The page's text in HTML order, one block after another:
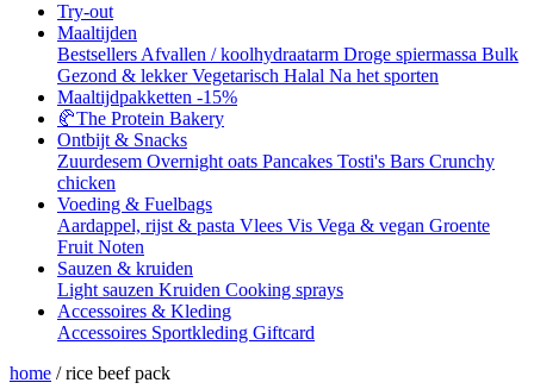
Try-out
Maaltijden
Bestsellers Afvallen / koolhydraatarm Droge spiermassa Bulk
Gezond & lekkerVegetarisch Halal Na het sporten
Maaltijdpakketten -15%
🥐The Protein Bakery
Ontbijt & Snacks
Zuurdesem Overnight oats Pancakes Tosti's Bars Crunchy
chicken
Voeding & Fuelbags
Aardappel, rijst & pasta Vlees Vis Vega & vegan Groente
Fruit Noten
Sauzen & kruiden
Light sauzen Kruiden Cooking sprays
Accessoires & Kleding
Accessoires Sportkleding Giftcard
home / rice beef pack